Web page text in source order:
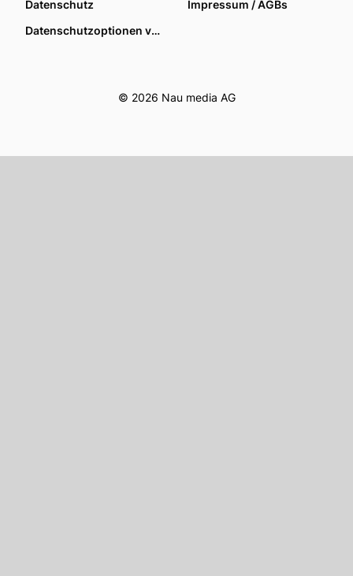
Datenschutz
Impressum / AGBs
Datenschutzoptionen verwalten
© 2026 Nau media AG